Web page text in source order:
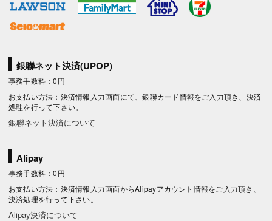
銀聯ネット決済(UPOP)
事務手数料：0円
お支払い方法：決済情報入力画面にて、銀聯カード情報をご入力頂き、決済
処理を行って下さい。
銀聯ネット決済について
Alipay
事務手数料：0円
お支払い方法：決済情報入力画面からAlipayアカウント情報をご入力頂き、
決済処理を行って下さい。
Alipay決済について